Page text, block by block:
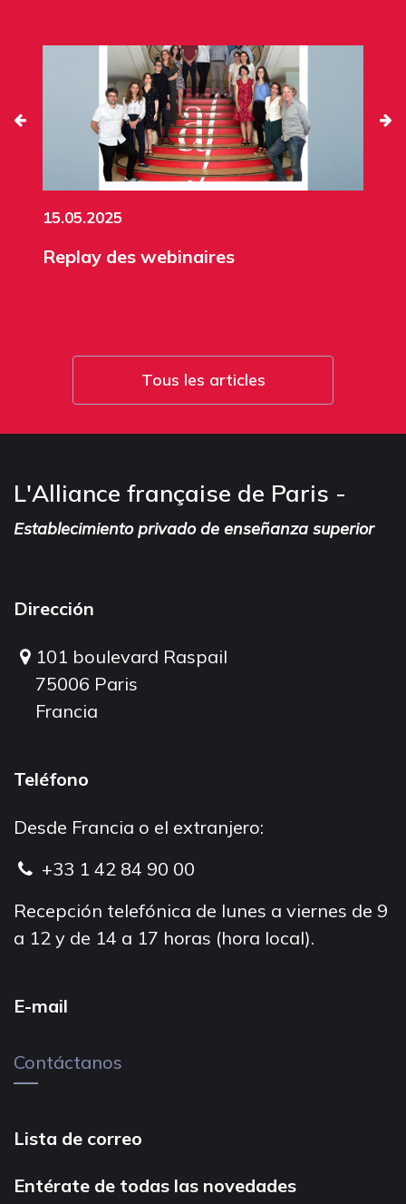
15.05.2025
Replay des webinaires
Tous les articles
L'Alliance française de Paris -
Establecimiento privado de enseñanza superior
Dirección
101 boulevard Raspail
75006 Paris
Francia
Teléfono
Desde Francia o el extranjero:
+33 1 42 84 90 00
Recepción telefónica de lunes a viernes de 9
a 12 y de 14 a 17 horas (hora local).
E-mail
Contáctanos
Lista de correo
Entérate de todas las novedades